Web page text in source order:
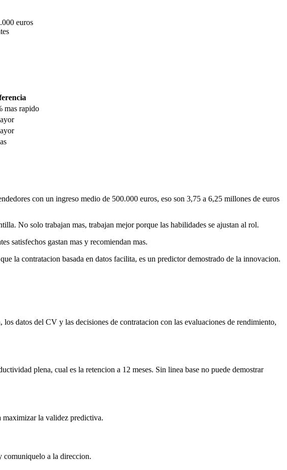
euros
mas rapido
con un ingreso medio de 500.000 euros, eso son 3,75 a 6,25 millones de euros
No solo trabajan mas, trabajan mejor porque las habilidades se ajustan al rol.
satisfechos gastan mas y recomiendan mas.
la contratacion basada en datos facilita, es un predictor demostrado de la innovacion.
datos del CV y las decisiones de contratacion con las evaluaciones de rendimiento,
plena, cual es la retencion a 12 meses. Sin linea base no puede demostrar
maximizar la validez predictiva.
comuniquelo a la direccion.